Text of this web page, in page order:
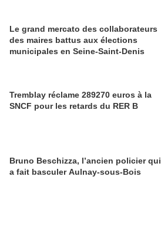
Le grand mercato des collaborateurs
des maires battus aux élections
municipales en Seine-Saint-Denis
Tremblay réclame 289270 euros à la
SNCF pour les retards du RER B
Bruno Beschizza, l’ancien policier qui
a fait basculer Aulnay-sous-Bois